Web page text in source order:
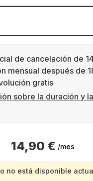
de cancelación de
mensual después de
gratis
sobre la duración y la
14,90 € /mes
no está disponible